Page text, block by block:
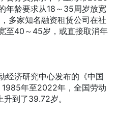
年龄要求从18～35周岁放宽
多家知名融资租赁公司在社
至40～45岁，或直接取消年
经济研究中心发布的《中国
年至2022年，全国劳动
到了39.72岁。